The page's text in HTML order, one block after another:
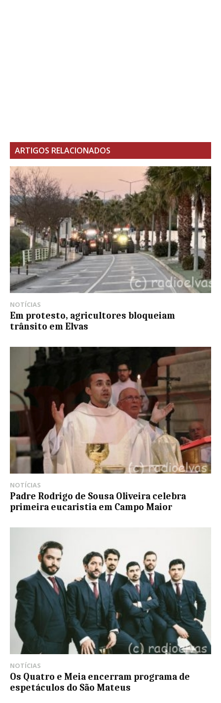
ARTIGOS RELACIONADOS
NOTÍCIAS
Em protesto, agricultores bloqueiam
trânsito em Elvas
NOTÍCIAS
Padre Rodrigo de Sousa Oliveira celebra
primeira eucaristia em Campo Maior
NOTÍCIAS
Os Quatro e Meia encerram programa de
espetáculos do São Mateus